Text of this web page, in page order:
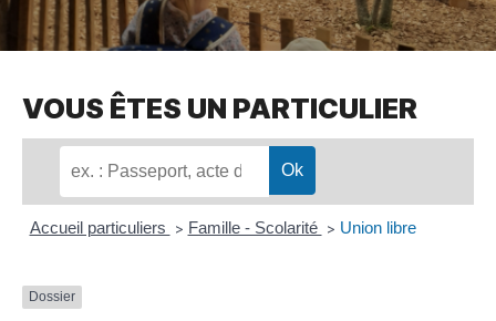
DÉMARCHES &SERVICES
PORTDE PLAISANCE
MUSÉEDE PRÉHISTOIRE
VOUS ÊTES UN PARTICULIER
Accueil particuliers > Famille - Scolarité > Union libre
Dossier